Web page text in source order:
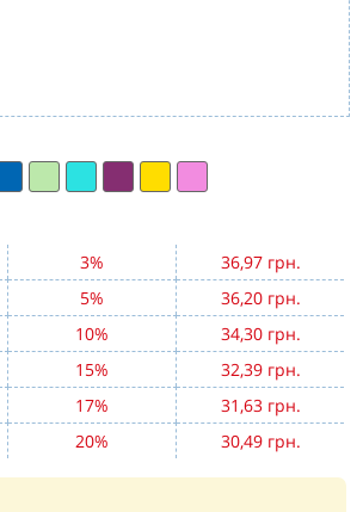
3%
36,97 грн.
5%
36,20 грн.
10%
34,30 грн.
15%
32,39 грн.
17%
31,63 грн.
20% 30,49 грн.